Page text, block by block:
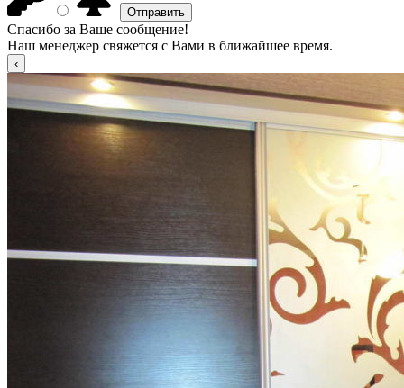
Спасибо за Ваше сообщение!
Наш менеджер свяжется с Вами в ближайшее время.